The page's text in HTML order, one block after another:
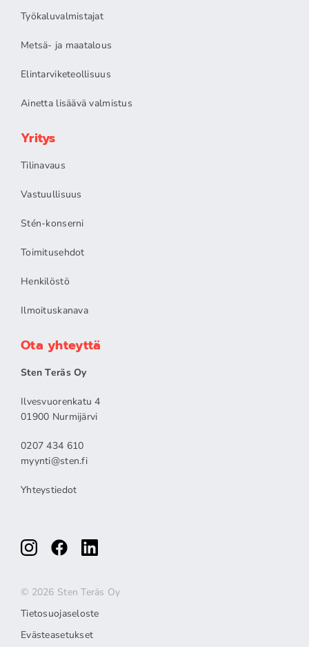
Työkaluvalmistajat
Metsä- ja maatalous
Elintarviketeollisuus
Ainetta lisäävä valmistus
Yritys
Tilinavaus
Vastuullisuus
Stén-konserni
Toimitusehdot
Henkilöstö
Ilmoituskanava
Ota yhteyttä
Sten Teräs Oy
Ilvesvuorenkatu 4
01900 Nurmijärvi
0207 434 610
myynti@sten.fi
Yhteystiedot
© 2026 Sten Teräs Oy
Tietosuojaseloste
Evästeasetukset